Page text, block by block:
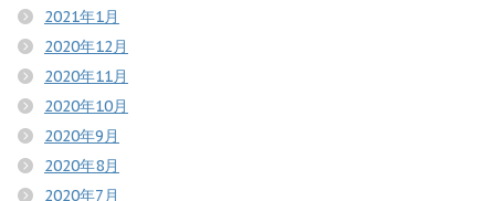
2021年1月
2020年12月
2020年11月
2020年10月
2020年9月
2020年8月
2020年7月